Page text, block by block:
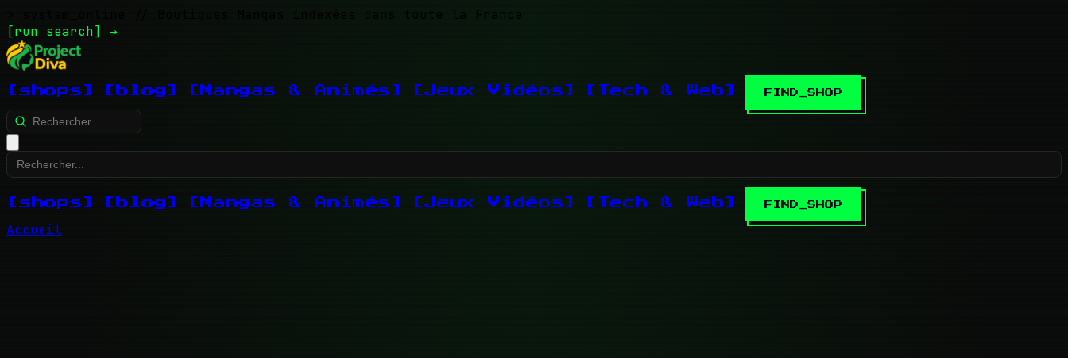
// Boutiques Mangas indexées dans toute la France
[run search] →
[shops] [blog] [Mangas & Animés] [Jeux Vidéos] [Tech & Web] FIND_SHOP
[shops] [blog] [Mangas & Animés] [Jeux Vidéos] [Tech & Web] FIND_SHOP
Accueil